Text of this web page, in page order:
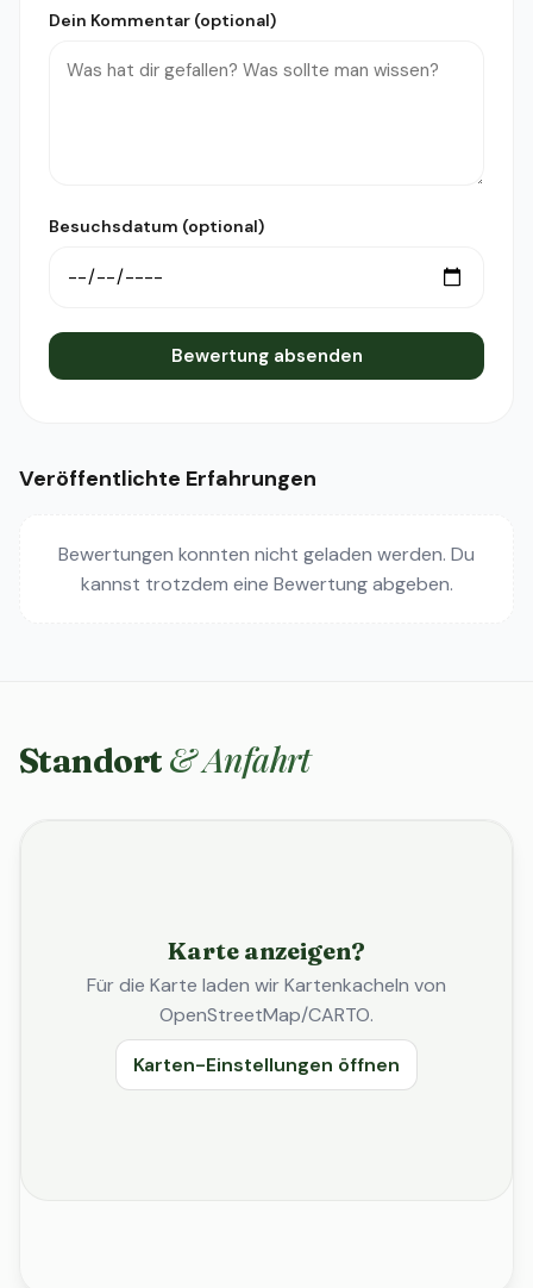
Dein Kommentar (optional)
Besuchsdatum (optional)
Bewertung absenden
Veröffentlichte Erfahrungen
Bewertungen konnten nicht geladen werden. Du
kannst trotzdem eine Bewertung abgeben.
Standort & Anfahrt
Karte anzeigen?
Für die Karte laden wir Kartenkacheln von
OpenStreetMap/CARTO.
Karten-Einstellungen öffnen